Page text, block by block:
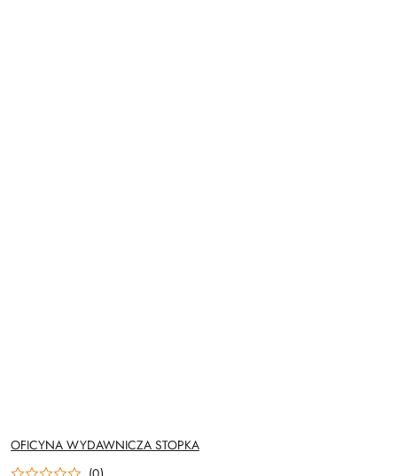
NAZWA
PRODUCENTA:
OFICYNA WYDAWNICZA STOPKA